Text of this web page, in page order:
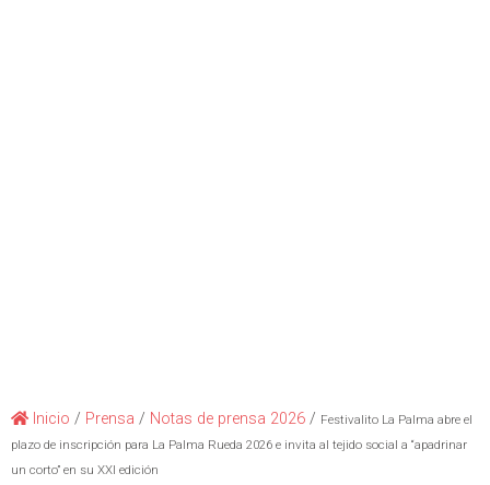
Inicio / Prensa / Notas de prensa 2026 / Festivalito La Palma abre el
plazo de inscripción para La Palma Rueda 2026 e invita al tejido social a “apadrinar
un corto” en su XXI edición